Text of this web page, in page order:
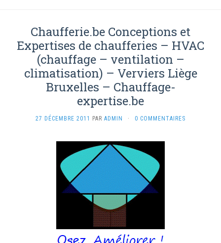
Chaufferie.be Conceptions et
Expertises de chaufferies – HVAC
(chauffage – ventilation –
climatisation) – Verviers Liège
Bruxelles – Chauffage-
expertise.be
27 DÉCEMBRE 2011 PAR ADMIN · 0 COMMENTAIRES